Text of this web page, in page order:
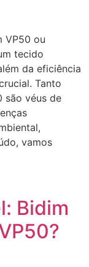
VP50 ou
tecido
da eficiência
Tanto
são véus de
vamos
Bidim